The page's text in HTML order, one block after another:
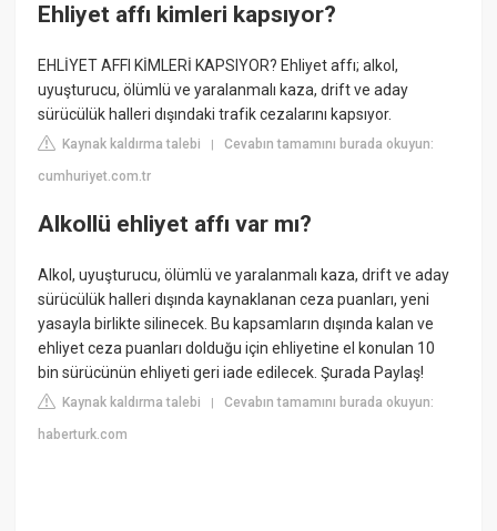
Ehliyet affı kimleri kapsıyor?
EHLİYET AFFI KİMLERİ KAPSIYOR? Ehliyet affı; alkol,
uyuşturucu, ölümlü ve yaralanmalı kaza, drift ve aday
sürücülük halleri dışındaki trafik cezalarını kapsıyor.
Kaynak kaldırma talebi |Cevabın tamamını burada okuyun:
cumhuriyet.com.tr
Alkollü ehliyet affı var mı?
Alkol, uyuşturucu, ölümlü ve yaralanmalı kaza, drift ve aday
sürücülük halleri dışında kaynaklanan ceza puanları, yeni
yasayla birlikte silinecek. Bu kapsamların dışında kalan ve
ehliyet ceza puanları dolduğu için ehliyetine el konulan 10
bin sürücünün ehliyeti geri iade edilecek. Şurada Paylaş!
Kaynak kaldırma talebi |Cevabın tamamını burada okuyun:
haberturk.com